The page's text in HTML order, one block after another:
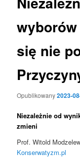
się nie
Opublikowany2023-
Niezależnie od
zmieni
Prof. Witold
Konserwatyzm.pl